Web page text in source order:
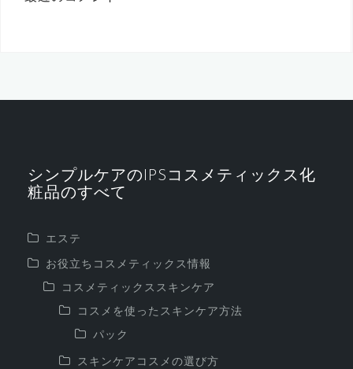
シンプルケアのIPSコスメティックス化
粧品のすべて
エステ
お役立ちコスメティックス情報
コスメティックススキンケア
コスメを使ったスキンケア方法
パック
スキンケアコスメの選び方